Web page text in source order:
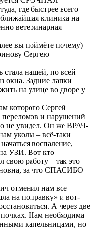
где быстрее всего
клиника на
ветеринарная
вы поймёте почему)
Сергею
стала нашей, по всей
окна. Задние лапки
на улице во дворе у
которого Сергей
и нарушений
не увидел. Он же ВРАЧ-
уколы – всё-таки
воспаление,
УЗИ. Вот кто
свою работу – так это
за что СПАСИБО
отменил нам все
на поправку» и вот-
А через две
почках. Нам необходима
капельницами, но